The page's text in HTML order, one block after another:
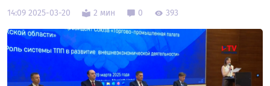
14:09 2025-03-20 2 мин 0 393